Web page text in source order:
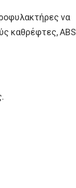
να
καθρέφτες, ABS